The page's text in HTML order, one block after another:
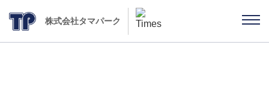
株式会社タマパーク